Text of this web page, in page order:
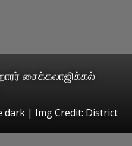
சைக்கலாஜிக்கல்
dark | Img Credit: District